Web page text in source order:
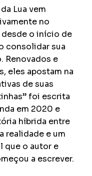
Lua vem
no
o início de
consolidar sua
Renovados e
eles apostam na
de suas
foi escrita
em 2020 e
híbrida entre
realidade e um
que o autor e
a escrever.